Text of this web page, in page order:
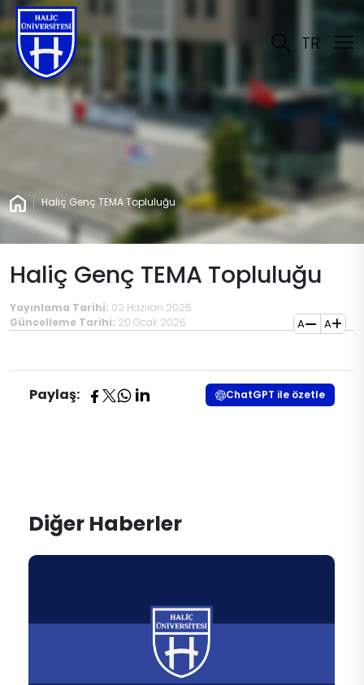
TR
Haliç Genç TEMA Topluluğu
Haliç Genç TEMA Topluluğu
Yayınlama Tarihi: 02 Haziran 2025
Güncelleme Tarihi: 20 Ocak 2026 A A
Paylaş: ChatGPT ile özetle
Diğer Haberler